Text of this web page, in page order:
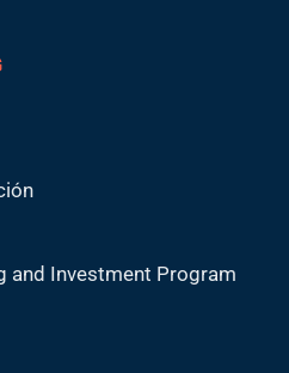
and Investment Program